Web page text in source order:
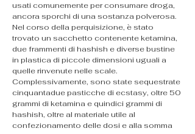
usati comunemente per consumare droga,
ancora sporchi di una sostanza polverosa.
Nel corso della perquisizione, è stato
trovato un sacchetto contenente ketamina,
due frammenti di hashish e diverse bustine
in plastica di piccole dimensioni uguali a
quelle rinvenute nelle scale.
Complessivamente, sono state sequestrate
cinquantadue pasticche di ecstasy, oltre 50
grammi di ketamina e quindici grammi di
hashish, oltre al materiale utile al
confezionamento delle dosi e alla somma